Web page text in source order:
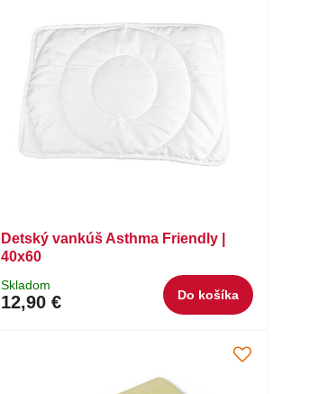
Detský vankúš Asthma Friendly |
40x60
Skladom
12,90 € Do košíka